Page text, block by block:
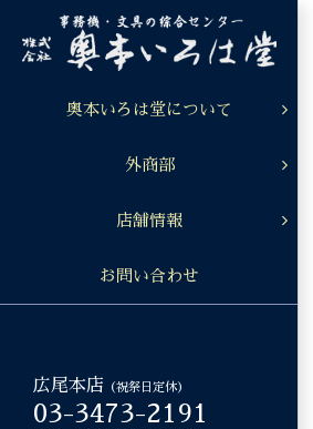
content
奥本いろは堂について
外商部
店舗情報
お問い合わせ
広尾本店 （祝祭日定休）
03-3473-2191